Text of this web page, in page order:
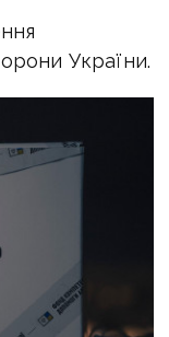
України.